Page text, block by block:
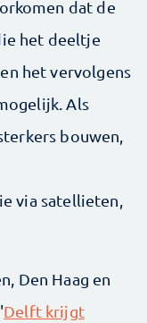
dat de
het deeltje
het vervolgens
Als
bouwen,
via satellieten,
Den Haag en
Delft krijgt